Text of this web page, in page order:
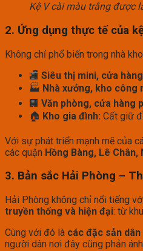
Kệ V cài màu trắng được
2. Ứng dụng thực tế của
Không chỉ phổ biến trong nhà
🏬 Siêu thị mini, cửa
🏭 Nhà xưởng, kho công
🏢 Văn phòng, cửa hàng
🏠 Kho gia đình: Cất giữ
Với sự phát triển mạnh mẽ của
các quận Hồng Bàng, Lê
3. Bản sắc Hải Phòng –
Hải Phòng không chỉ nổi tiếng
truyền thống và hiện đại: từ khu
Cùng với đó là các đặc sản dân
người dân nơi đây cũng phản